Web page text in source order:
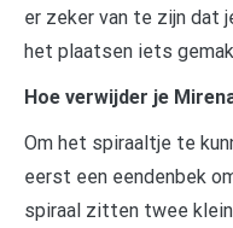
er zeker van te zijn dat
het plaatsen iets
Hoe verwijder je
Om het spiraaltje te
eerst een eendenbek
spiraal zitten twee